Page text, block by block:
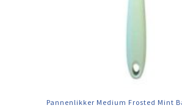
Pannenlikker Medium Frosted Mint